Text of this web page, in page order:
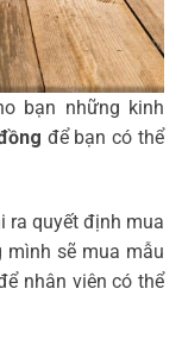
bạn những kinh
để bạn có thể
ra quyết định mua
mình sẽ mua mẫu
nhân viên có thể